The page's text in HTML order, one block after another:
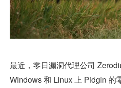
最近，零日漏洞代理公司
Windows 和 Linux 上 Pidgin 的